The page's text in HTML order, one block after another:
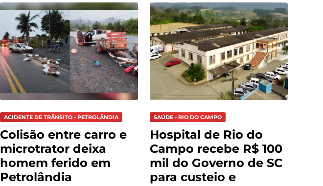
ACIDENTE DE TRÂNSITO - PETROLÂNDIA
Colisão entre carro e
microtrator deixa
homem ferido em
Petrolândia
SAÚDE - RIO DO CAMPO
Hospital de Rio do
Campo recebe R$ 100
mil do Governo de SC
para custeio e